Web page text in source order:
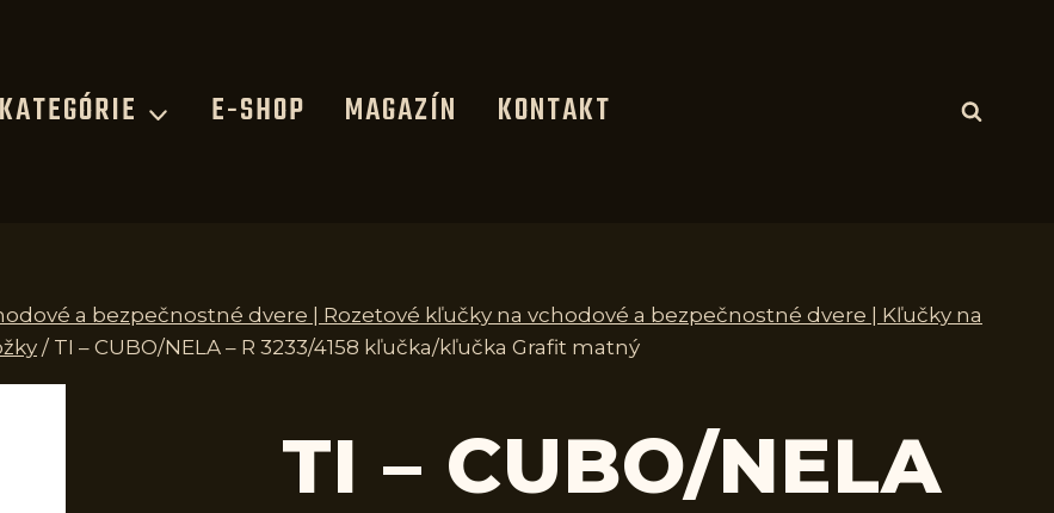
KATEGÓRIE E-SHOP MAGAZÍN KONTAKT
a bezpečnostné dvere | Rozetové kľučky na vchodové a bezpečnostné dvere | Kľučky na
/ TI – CUBO/NELA – R 3233/4158 kľučka/kľučka Grafit matný
TI – CUBO/NELA